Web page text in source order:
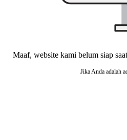
Maaf, website kami belum siap
Jika Anda adalah